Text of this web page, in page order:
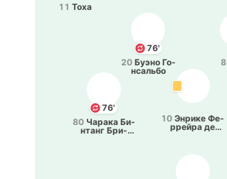
11 Тоха
10 Энрике Фе­
ррей­ра де
76'
80 Чарака Би­
нтанг Бри­
76'
20 Буэно Го­
нса­льбо
8